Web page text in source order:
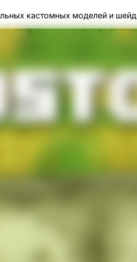
кастомных моделей и